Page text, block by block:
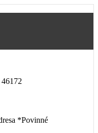
46172
*Povinné